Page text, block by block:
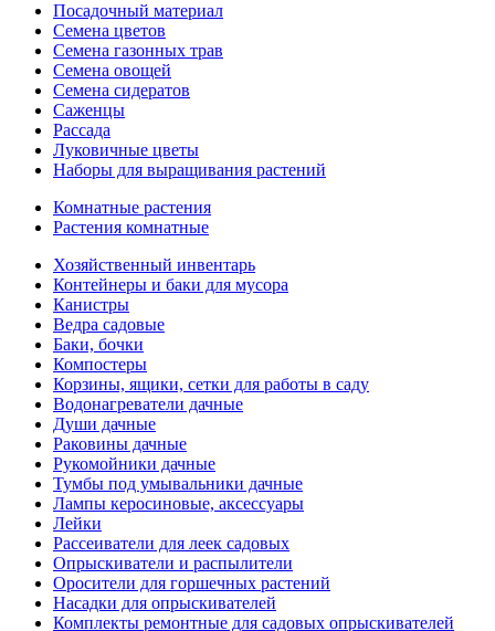
Посадочный материал
Семена цветов
Семена газонных трав
Семена овощей
Семена сидератов
Саженцы
Рассада
Луковичные цветы
Наборы для выращивания растений
Комнатные растения
Растения комнатные
Хозяйственный инвентарь
Контейнеры и баки для мусора
Канистры
Ведра садовые
Баки, бочки
Компостеры
Корзины, ящики, сетки для работы в саду
Водонагреватели дачные
Души дачные
Раковины дачные
Рукомойники дачные
Тумбы под умывальники дачные
Лампы керосиновые, аксессуары
Лейки
Рассеиватели для леек садовых
Опрыскиватели и распылители
Оросители для горшечных растений
Насадки для опрыскивателей
Комплекты ремонтные для садовых опрыскивателей